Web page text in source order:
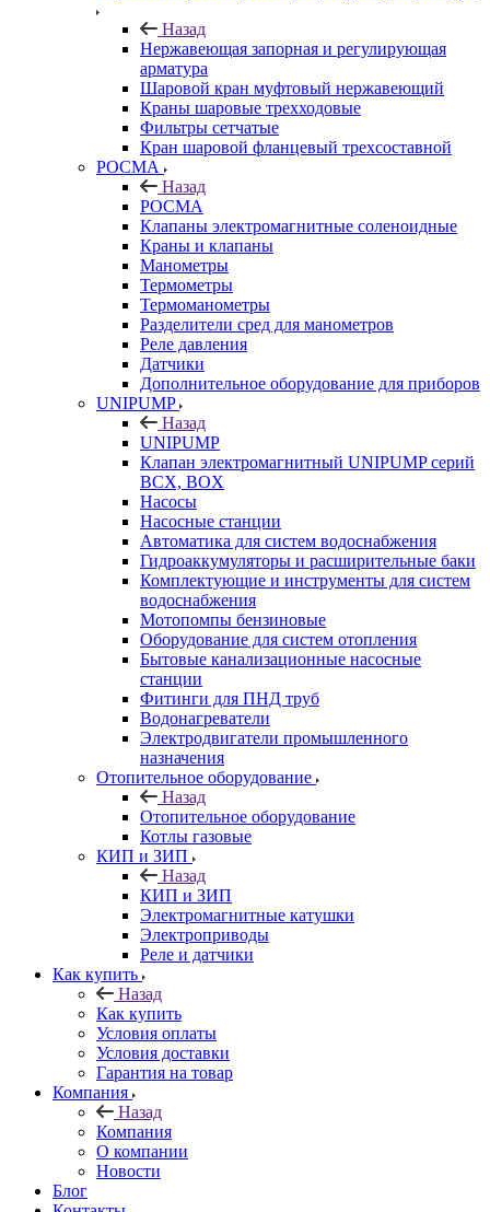
Назад
Нержавеющая запорная и регулирующая
арматура
Шаровой кран муфтовый нержавеющий
Краны шаровые трехходовые
Фильтры сетчатые
Кран шаровой фланцевый трехсоставной
РОСМА
Назад
РОСМА
Клапаны электромагнитные соленоидные
Краны и клапаны
Манометры
Термометры
Термоманометры
Разделители сред для манометров
Реле давления
Датчики
Дополнительное оборудование для приборов
UNIPUMP
Назад
UNIPUMP
Клапан электромагнитный UNIPUMP серий
BCX, BOX
Насосы
Насосные станции
Автоматика для систем водоснабжения
Гидроаккумуляторы и расширительные баки
Комплектующие и инструменты для систем
водоснабжения
Мотопомпы бензиновые
Оборудование для систем отопления
Бытовые канализационные насосные
станции
Фитинги для ПНД труб
Водонагреватели
Электродвигатели промышленного
назначения
Отопительное оборудование
Назад
Отопительное оборудование
Котлы газовые
КИП и ЗИП
Назад
КИП и ЗИП
Электромагнитные катушки
Электроприводы
Реле и датчики
Как купить
Назад
Как купить
Условия оплаты
Условия доставки
Гарантия на товар
Компания
Назад
Компания
О компании
Новости
Блог